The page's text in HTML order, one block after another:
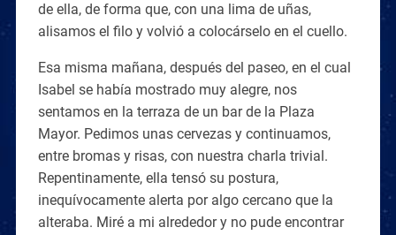
de ella, de forma que, con una lima de uñas,
alisamos el filo y volvió a colocárselo en el cuello.
Esa misma mañana, después del paseo, en el cual
Isabel se había mostrado muy alegre, nos
sentamos en la terraza de un bar de la Plaza
Mayor. Pedimos unas cervezas y continuamos,
entre bromas y risas, con nuestra charla trivial.
Repentinamente, ella tensó su postura,
inequívocamente alerta por algo cercano que la
alteraba. Miré a mi alrededor y no pude encontrar